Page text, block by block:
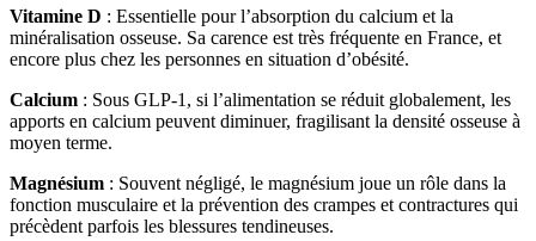
Vitamine D : Essentielle pour l’absorption du calcium et la
minéralisation osseuse. Sa carence est très fréquente en France, et
encore plus chez les personnes en situation d’obésité.
Calcium : Sous GLP-1, si l’alimentation se réduit globalement, les
apports en calcium peuvent diminuer, fragilisant la densité osseuse à
moyen terme.
Magnésium : Souvent négligé, le magnésium joue un rôle dans la
fonction musculaire et la prévention des crampes et contractures qui
précèdent parfois les blessures tendineuses.